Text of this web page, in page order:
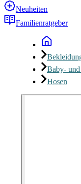
Neuheiten
Familienratgeber
Baby-
Hosen